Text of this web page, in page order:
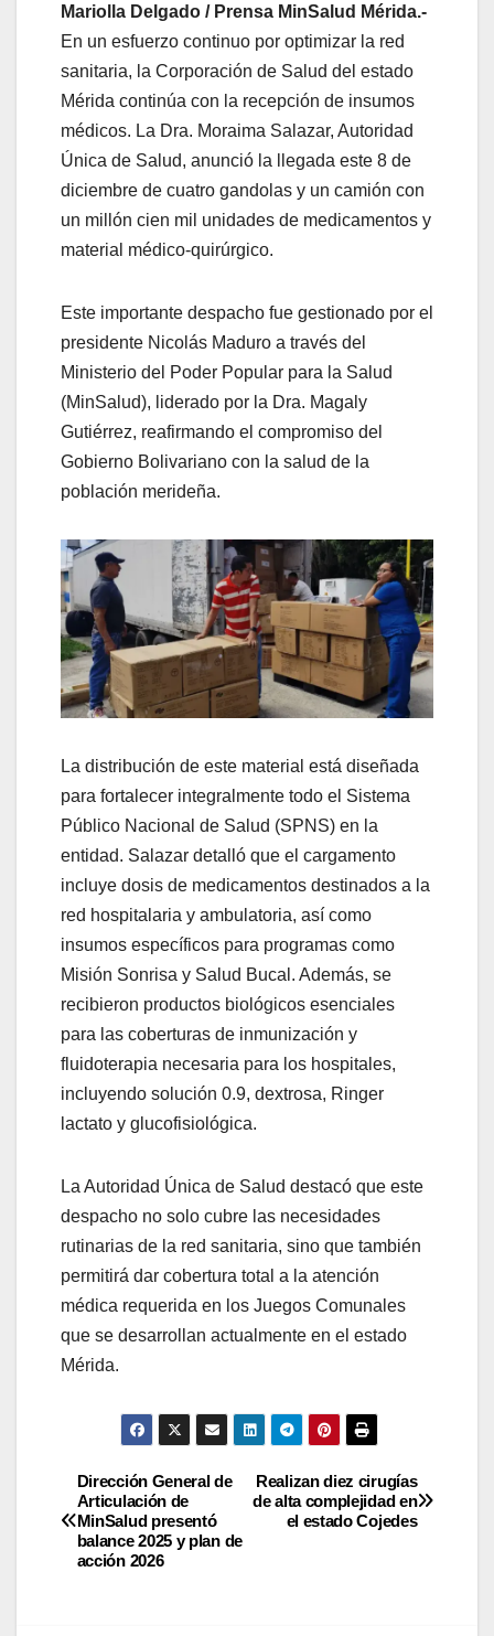
Mariolla Delgado / Prensa MinSalud Mérida.-
En un esfuerzo continuo por optimizar la red
sanitaria, la Corporación de Salud del estado
Mérida continúa con la recepción de insumos
médicos. La Dra. Moraima Salazar, Autoridad
Única de Salud, anunció la llegada este 8 de
diciembre de cuatro gandolas y un camión con
un millón cien mil unidades de medicamentos y
material médico-quirúrgico.
Este importante despacho fue gestionado por el
presidente Nicolás Maduro a través del
Ministerio del Poder Popular para la Salud
(MinSalud), liderado por la Dra. Magaly
Gutiérrez, reafirmando el compromiso del
Gobierno Bolivariano con la salud de la
población merideña.
La distribución de este material está diseñada
para fortalecer integralmente todo el Sistema
Público Nacional de Salud (SPNS) en la
entidad. Salazar detalló que el cargamento
incluye dosis de medicamentos destinados a la
red hospitalaria y ambulatoria, así como
insumos específicos para programas como
Misión Sonrisa y Salud Bucal. Además, se
recibieron productos biológicos esenciales
para las coberturas de inmunización y
fluidoterapia necesaria para los hospitales,
incluyendo solución 0.9, dextrosa, Ringer
lactato y glucofisiológica.
La Autoridad Única de Salud destacó que este
despacho no solo cubre las necesidades
rutinarias de la red sanitaria, sino que también
permitirá dar cobertura total a la atención
médica requerida en los Juegos Comunales
que se desarrollan actualmente en el estado
Mérida.
Realizan diez cirugías
de alta complejidad en
el estado Cojedes
Dirección General de
Articulación de
MinSalud presentó
balance 2025 y plan de
acción 2026